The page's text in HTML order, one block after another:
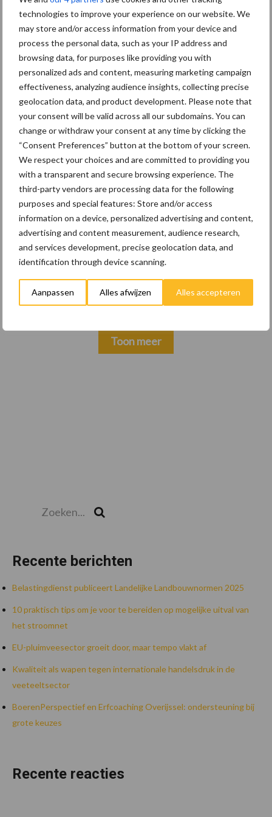
technologies to improve your experience on our website. We
may store and/or access information from your device and
process the personal data, such as your IP address and
browsing data, for purposes like providing you with
personalized ads and content, measuring marketing campaign
effectiveness, analyzing audience insights, collecting precise
geolocation data, and product development. Please note that
your consent will be valid across all our subdomains. You can
change or withdraw your consent at any time by clicking the
“Consent Preferences” button at the bottom of your screen.
We respect your choices and are committed to providing you
with a transparent and secure browsing experience. The
third-party vendors are processing data for the following
purposes and special features: Store and/or access
information on a device, personalized advertising and content,
advertising and content measurement, audience research,
and services development, precise geolocation data, and
identification through device scanning.
Aanpassen Alles afwijzen Alles accepteren
8 jan
Belastingdienst publiceert
Landelijke Landbouwnormen 2025
23 dec
10 praktisch tips om je voor te
bereiden op mogelijke uitval van het
stroomnet
EU-pluimveesector groeit door,
maar tempo vlakt af
Kwaliteit als wapen tegen
internationale handelsdruk in de
veeteeltsector
22 dec
BoerenPerspectief en Erfcoaching
keuzes
Toon meer
Recente berichten
Belastingdienst publiceert Landelijke Landbouwnormen 2025
10 praktisch tips om je voor te bereiden op mogelijke uitval van
het stroomnet
EU-pluimveesector groeit door, maar tempo vlakt af
Kwaliteit als wapen tegen internationale handelsdruk in de
veeteeltsector
BoerenPerspectief en Erfcoaching Overijssel: ondersteuning bij
grote keuzes
Recente reacties